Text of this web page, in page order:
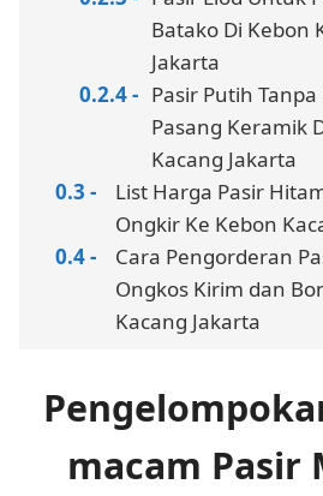
Batako Di Kebon
Jakarta
Pasir Putih
Pasang Keramik
Kacang Jakarta
List Harga Pasir
Ongkir Ke Kebon
Cara Pengorderan
Ongkos Kirim dan
Kacang Jakarta
macam Pasir